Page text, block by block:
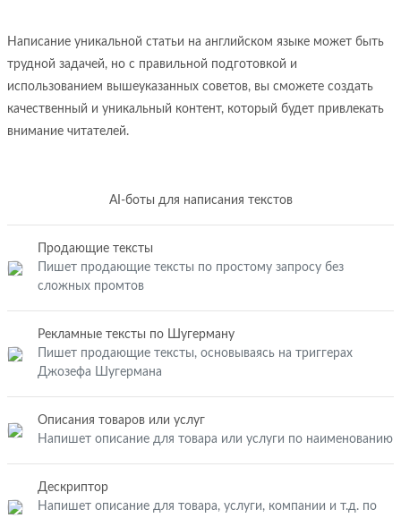
Написание уникальной статьи на английском языке может быть
трудной задачей, но с правильной подготовкой и
использованием вышеуказанных советов, вы сможете создать
качественный и уникальный контент, который будет привлекать
внимание читателей.
AI-боты для написания текстов
Продающие тексты
Пишет продающие тексты по простому запросу без
сложных промтов
Рекламные тексты по Шугерману
Пишет продающие тексты, основываясь на триггерах
Джозефа Шугермана
Описания товаров или услуг
Напишет описание для товара или услуги по наименованию
Дескриптор
Напишет описание для товара, услуги, компании и т.д. по